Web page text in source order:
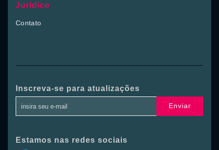
Jurídico
Contato
Inscreva-se para atualizações
Enviar
Estamos nas redes sociais